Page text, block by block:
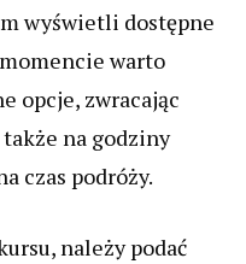
wyświetli dostępne
warto
opcje, zwracając
na godziny
czas podróży.
należy podać